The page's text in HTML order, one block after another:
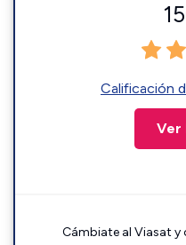
Calificación
Ver
Cámbiate al Viasat